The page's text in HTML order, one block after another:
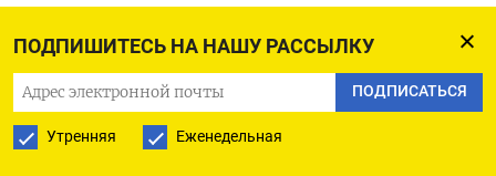
ПОДПИШИТЕСЬ НА НАШУ РАССЫЛКУ
ПОДПИСАТЬСЯ
Утренняя Еженедельная
создавая такие препятствия, с которыми
регуляторы никогда раньше не сталкивались.
Учитывая продолжающийся рыночный шок со
стороны предложения, приспособиться к новой
реальности непросто.